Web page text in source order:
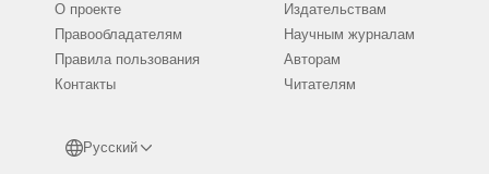
О проекте
Правообладателям
Правила пользования
Контакты
Русский
Издательствам
Научным журналам
Авторам
Читателям